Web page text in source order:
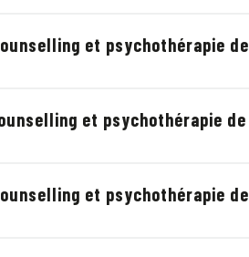
et psychothérapie de
et psychothérapie de
et psychothérapie de